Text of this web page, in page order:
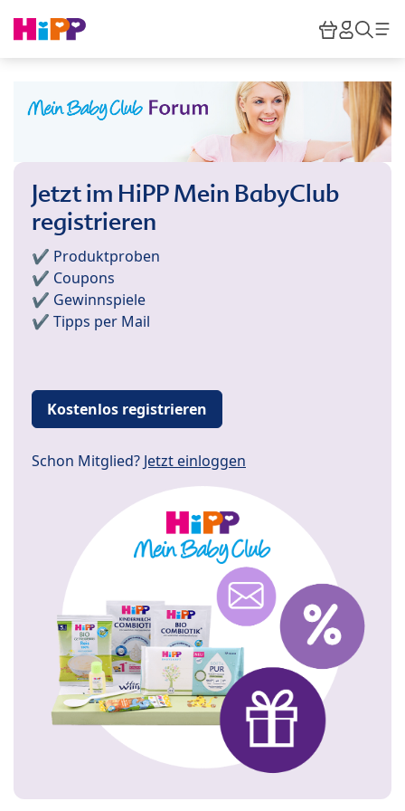
HiPP
Jetzt im HiPP Mein BabyClub
registrieren
✔️ Produktproben
✔️ Coupons
✔️ Gewinnspiele
✔️ Tipps per Mail
Kostenlos registrieren
Schon Mitglied? Jetzt einloggen